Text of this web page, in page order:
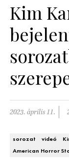
SZÉPSÉG
KULTÚRA
PÁRKAPCSOLAT
DECOR
Kim
2023. április 11.
sorozat videó
American Horror